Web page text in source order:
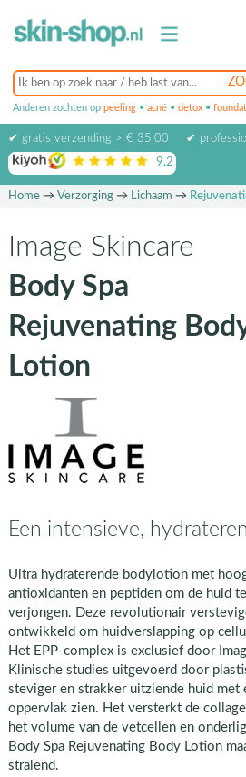
Anderen zochten op peeling • acné • detox •
✔ gratis verzending > € 35,00 ✔
9,2 op basis van
Home→ Verzorging→ Lichaam →
Image Skincare
Body Spa
Rejuvenating
Lotion
Een intensieve,
Ultra hydraterende bodylotion met
antioxidanten en peptiden om de huid
verjongen. Deze revolutionair
ontwikkeld om huidverslapping op
Het EPP-complex is exclusief door
Klinische studies uitgevoerd door
steviger en strakker uitziende huid met
oppervlak zien. Het versterkt de
het volume van de vetcellen en
Body Spa Rejuvenating Body Lotion
stralend.